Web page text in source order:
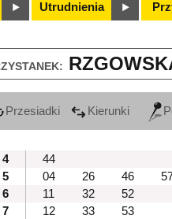
Utrudnienia
Przesiadki Kierunki
4
44
5
04 26 46
6
11 32
52
7
12 33
53